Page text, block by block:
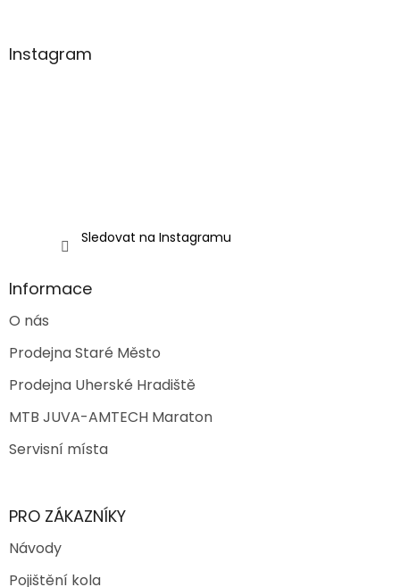
aInstagram
Sledovat na Instagramu
Informace
O nás
Prodejna Staré Město
Prodejna Uherské Hradiště
MTB JUVA-AMTECH Maraton
Servisní místa
PRO ZÁKAZNÍKY
Návody
Pojištění kola